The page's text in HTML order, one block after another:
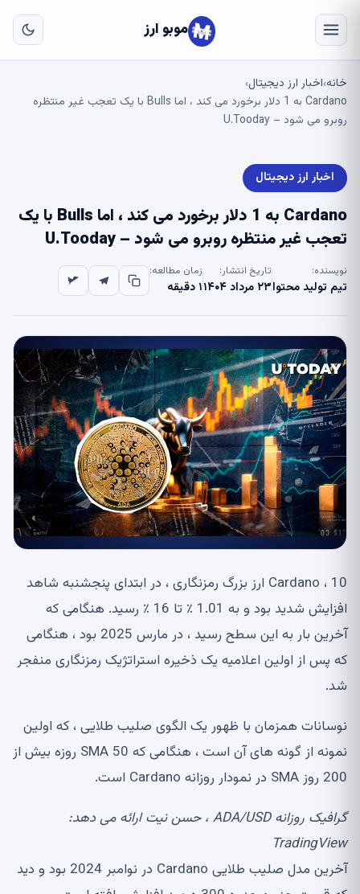
موبو ارز
خانه›اخبار ارز دیجیتال›
Cardano به 1 دلار برخورد می کند ، اما Bulls با یک تعجب غیر منتظره
روبرو می شود – U.Tooday
اخبار ارز دیجیتال
Cardano به 1 دلار برخورد می کند ، اما Bulls با یک
تعجب غیر منتظره روبرو می شود – U.Tooday
نویسنده:
تیم تولید محتوا
تاریخ انتشار:
۲۳ مرداد ۱۴۰۴
زمان مطالعه:
۱ دقیقه
Cardano ، 10 ارز بزرگ رمزنگاری ، در ابتدای پنجشنبه شاهد
افزایش شدید بود و به 1.01 ٪ تا 16 ٪ رسید. هنگامی که
آخرین بار به این سطح رسید ، در مارس 2025 بود ، هنگامی
که پس از اولین اعلامیه یک ذخیره استراتژیک رمزنگاری منفجر
شد.
نوسانات همزمان با ظهور یک الگوی صلیب طلایی ، که اولین
نمونه از گونه های آن است ، هنگامی که SMA 50 روزه بیش از
200 روز SMA در نمودار روزانه Cardano است.
گرافیک روزانه ADA/USD ، حسن نیت ارائه می دهد:
TradingView
آخرین مدل صلیب طلایی Cardano در نوامبر 2024 بود و دید